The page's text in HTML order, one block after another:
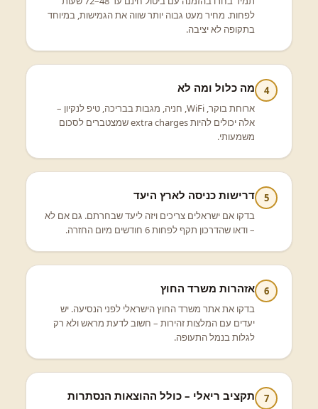
לפחות. מחיר מעט גבוה יותר שווה את הגמישות, במיוחד
בתקופה לא יציבה.
4 מה כלול ומה לא
ארוחת בוקר, WiFi, חניה, מגבות בבריכה, טיפ לנקיון –
אלה יכולים להיות extra charges שמצטברים לסכום
משמעותי.
5 דרישות כניסה לארץ היעד
בדקו אם ישראלים צריכים ויזה ליעד שבחרתם. גם אם לא
– ודאו שהדרכון תקף לפחות 6 חודשים מיום החזרה.
6 אזהרות משרד החוץ
בדקו את אתר משרד החוץ הישראלי לפני הנסיעה. יש
יעדים עם המלצות זהירות – חשוב לדעת מראש ולא רק
לגלות בנמל התעופה.
7 תקציב ריאלי – כולל ההוצאות הנסתרות